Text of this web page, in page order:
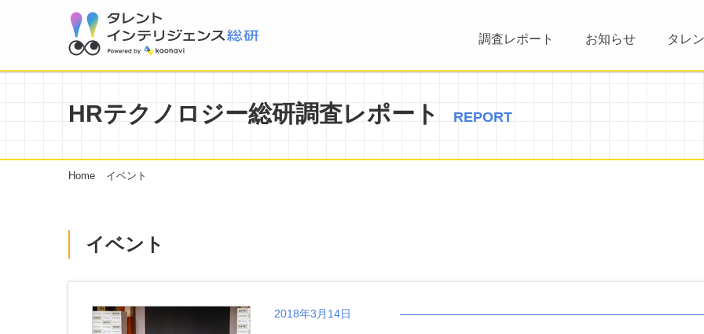
調査レポート お知らせ タレ
HRテクノロジー総研調査レポート REPORT
Home イベント
イベント
2018年3月14日